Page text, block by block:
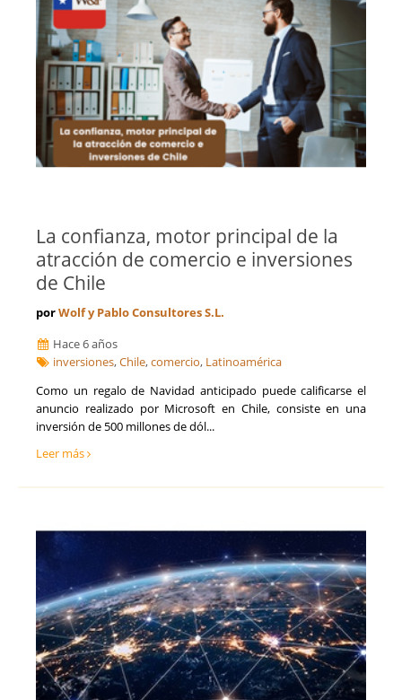
La confianza, motor principal de la
atracción de comercio e inversiones
de Chile
porWolf y Pablo Consultores S.L.
Hace 6 años
inversiones,Chile,comercio, Latinoamérica
Como un regalo de Navidad anticipado puede calificarse el
anuncio realizado por Microsoft en Chile, consiste en una
inversión de 500 millones de dól...
Leer más